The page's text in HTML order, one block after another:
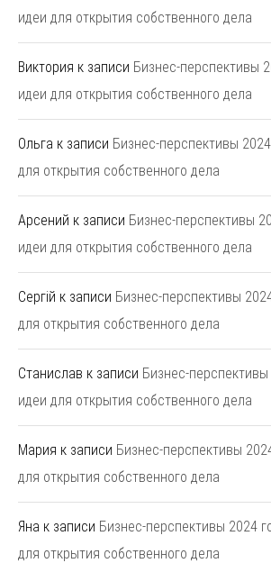
идеи для открытия собственного дела
Виктория к записи Бизнес-перспективы
идеи для открытия собственного дела
Ольга к записи Бизнес-перспективы
для открытия собственного дела
Арсений к записи Бизнес-перспективы
идеи для открытия собственного дела
Сергій к записи Бизнес-перспективы
для открытия собственного дела
Станислав к записи Бизнес-
идеи для открытия собственного дела
Мария к записи Бизнес-перспективы
для открытия собственного дела
Яна к записи Бизнес-перспективы 2024
для открытия собственного дела